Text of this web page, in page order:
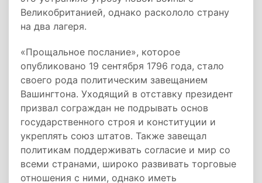
Великобританией, однако раскололо страну
на два лагеря.
«Прощальное послание», которое
опубликовано 19 сентября 1796 года, стало
своего рода политическим завещанием
Вашингтона. Уходящий в отставку президент
призвал сограждан не подрывать основ
государственного строя и конституции и
укреплять союз штатов. Также завещал
политикам поддерживать согласие и мир со
всеми странами, широко развивать торговые
отношения с ними, однако иметь